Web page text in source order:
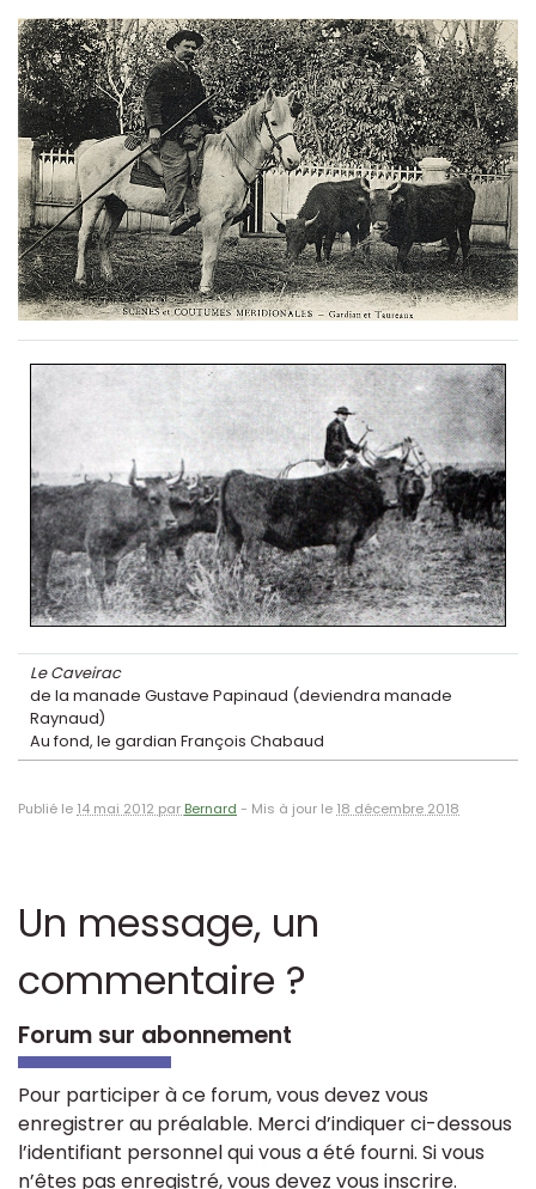
Le Caveirac
de la manade Gustave Papinaud (deviendra manade
Raynaud)
Au fond, le gardian François Chabaud
Publié le 14 mai 2012 par Bernard - Mis à jour le 18 décembre 2018
Un message, un
commentaire ?
Forum sur abonnement
Pour participer à ce forum, vous devez vous
enregistrer au préalable. Merci d’indiquer ci-dessous
l’identifiant personnel qui vous a été fourni. Si vous
n’êtes pas enregistré, vous devez vous inscrire.